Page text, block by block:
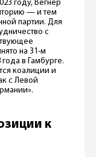
году, Вегнер
— и тем
партии. Для
с
на 31-м
в Гамбурге.
коалиции и
с Левой
к